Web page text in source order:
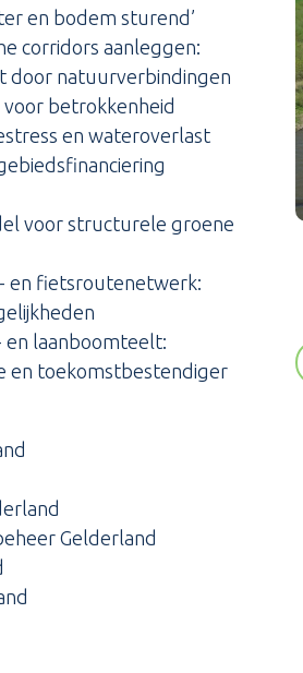
en bodem sturend’
corridors aanleggen:
door natuurverbindingen
betrokkenheid
en wateroverlast
voor structurele groene
en fietsroutenetwerk:
en laanboomteelt:
en toekomstbestendiger
Gelderland